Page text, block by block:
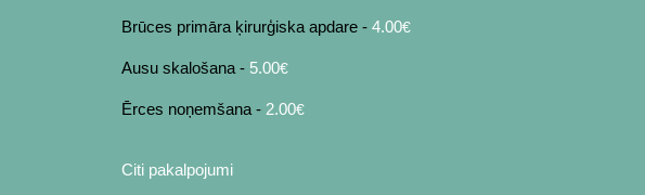
Brūces primāra ķirurģiska apdare -4.00€
Ausu skalošana - 5.00€
Ērces noņemšana - 2.00€
Citi pakalpojumi